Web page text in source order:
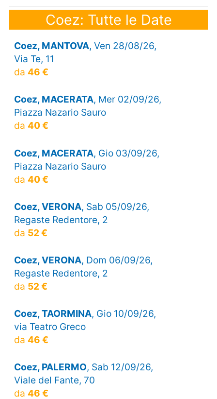
Coez: Tutte le Date
Coez, MANTOVA, Ven 28/08/26,
Via Te, 11
da 46 €
Coez, MACERATA, Mer 02/09/26,
Piazza Nazario Sauro
da 40 €
Coez, MACERATA, Gio 03/09/26,
Piazza Nazario Sauro
da 40 €
Coez, VERONA, Sab 05/09/26,
Regaste Redentore, 2
da 52 €
Coez, VERONA, Dom 06/09/26,
Regaste Redentore, 2
da 52 €
Coez, TAORMINA, Gio 10/09/26,
via Teatro Greco
da 46 €
Coez, PALERMO, Sab 12/09/26,
Viale del Fante, 70
da 46 €